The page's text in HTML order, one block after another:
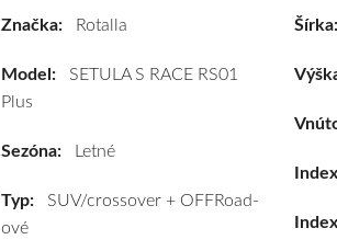
SETULA
Značka: Rotalla
Model: SETULA S RACE RS01
Plus
Sezóna: Letné
Typ: SUV/crossover + OFFRoad-
ové
Šírka: